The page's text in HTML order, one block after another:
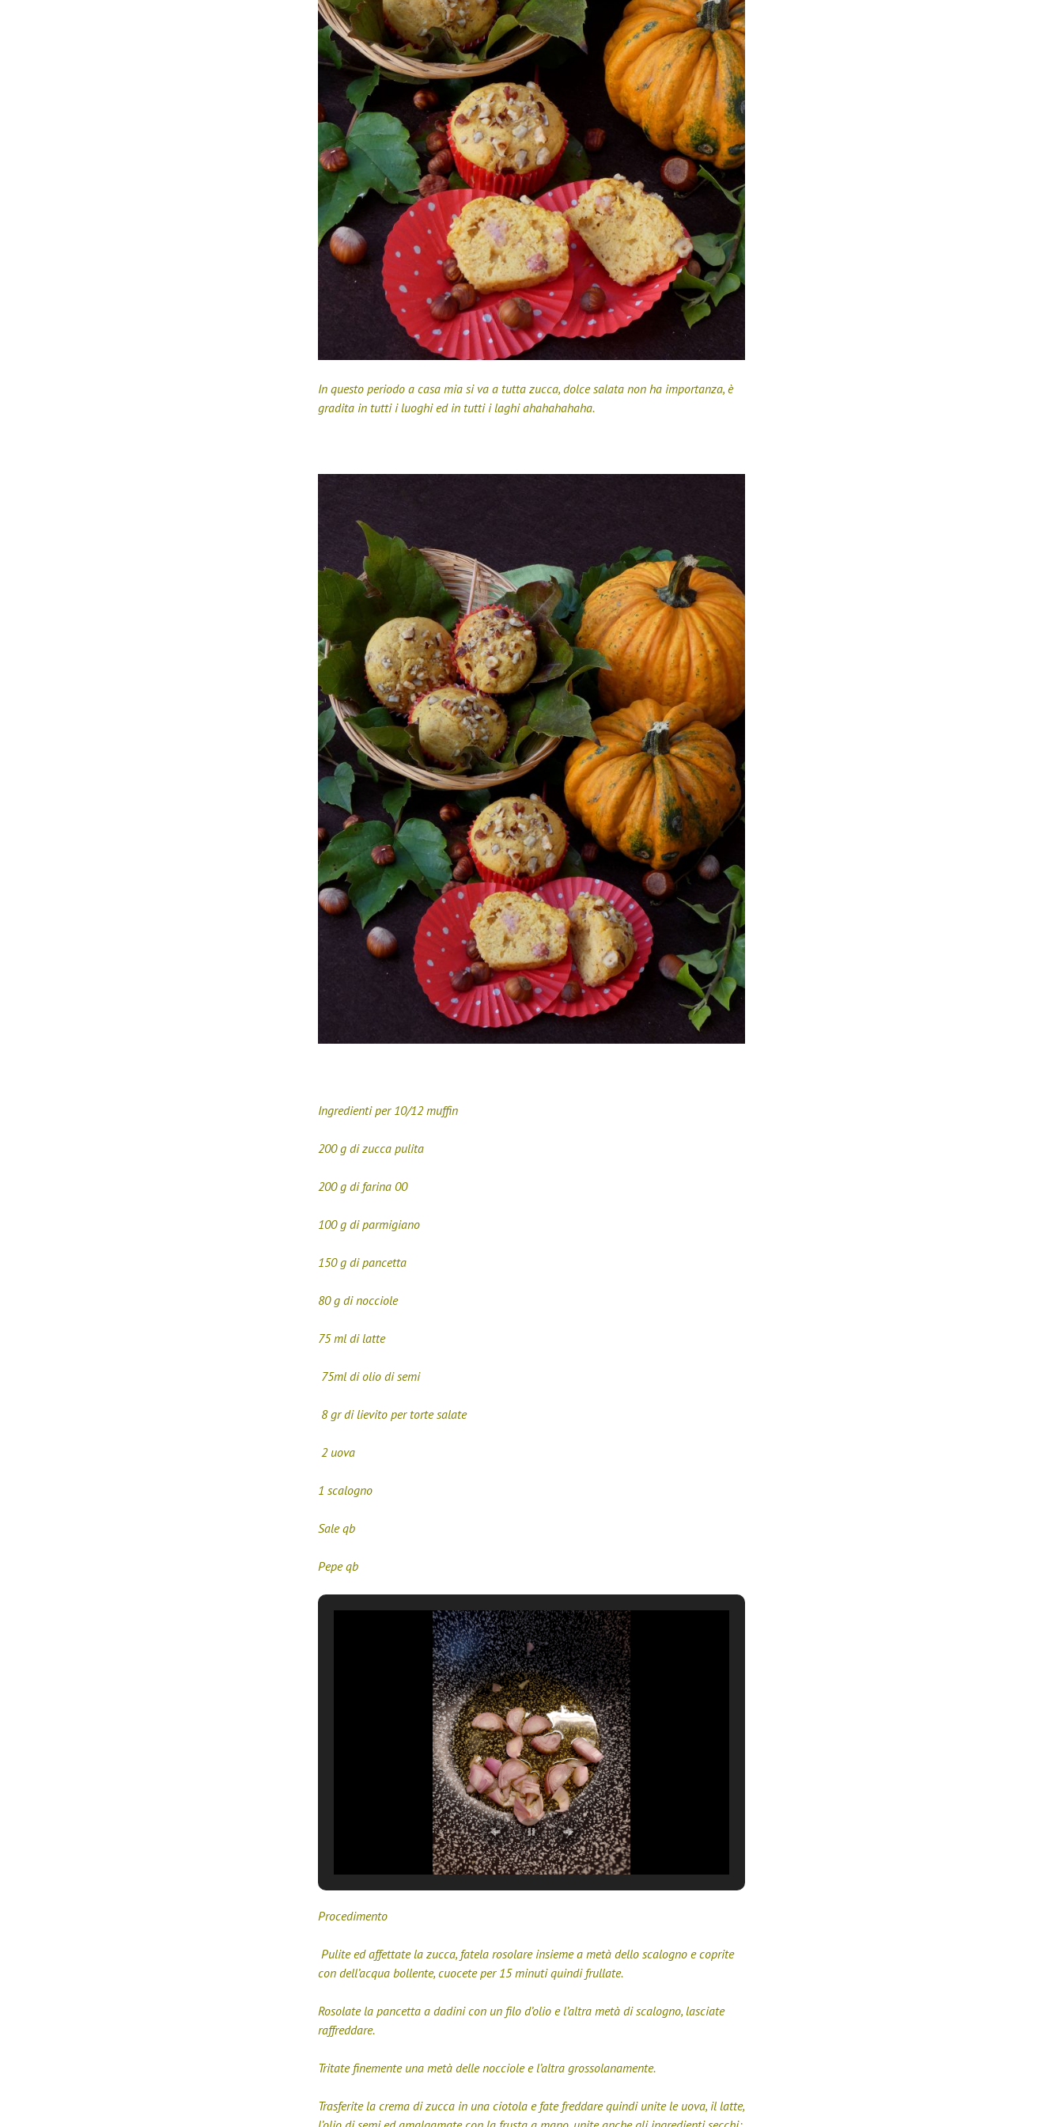
In questo periodo a casa mia si va a tutta zucca, dolce salata non ha importanza, è
gradita in tutti i luoghi ed in tutti i laghi ahahahahaha.
Ingredienti per 10/12 muffin
200 g di zucca pulita
200 g di farina 00
100 g di parmigiano
150 g di pancetta
80 g di nocciole
75 ml di latte
75ml di olio di semi
8 gr di lievito per torte salate
2 uova
1 scalogno
Sale qb
Pepe qb
Procedimento
Pulite ed affettate la zucca, fatela rosolare insieme a metà dello scalogno e coprite
con dell’acqua bollente, cuocete per 15 minuti quindi frullate.
Rosolate la pancetta a dadini con un filo d’olio e l’altra metà di scalogno, lasciate
raffreddare.
Tritate finemente una metà delle nocciole e l’altra grossolanamente.
Trasferite la crema di zucca in una ciotola e fate freddare quindi unite le uova, il latte,